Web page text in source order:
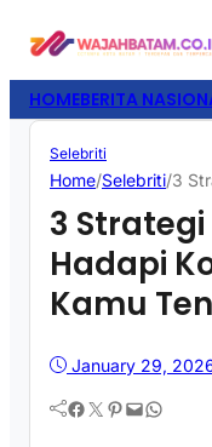
HOMEBERITA
Selebriti
Home/Selebriti/3
3
Hadapi
Kamu
January 29,
Facebook Twitter Pinterest Mail WhatsApp